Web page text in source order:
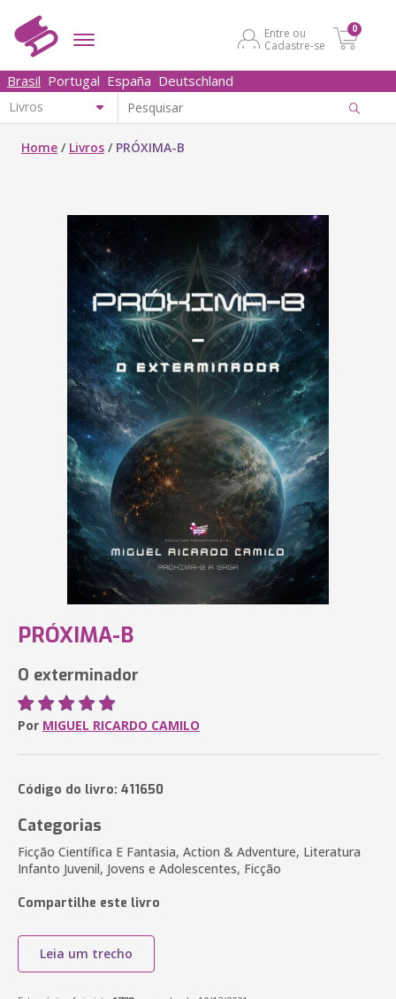
Entre ou
Cadastre-se
0
Brasil Portugal España Deutschland
Home / Livros / PRÓXIMA-B
PRÓXIMA-B
O exterminador
Por MIGUEL RICARDO CAMILO
Código do livro: 411650
Categorias
Ficção Científica E Fantasia, Action & Adventure, Literatura
Infanto Juvenil, Jovens e Adolescentes, Ficção
Compartilhe este livro
Leia um trecho